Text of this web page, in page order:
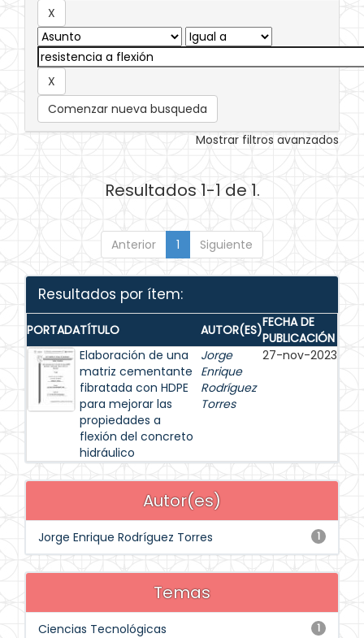
Comenzar nueva busqueda
Mostrar filtros avanzados
Resultados 1-1 de 1.
Anterior 1 Siguiente
Resultados por ítem:
PORTADATÍTULO AUTOR(ES)FECHA DE
PUBLICACIÓN
Elaboración de una
matriz cementante
fibratada con HDPE
para mejorar las
propiedades a
flexión del concreto
hidráulico
Jorge
Enrique
Rodríguez
Torres
27-nov-2023
Autor(es)
1
Jorge Enrique Rodríguez Torres
Temas
1
Ciencias Tecnológicas